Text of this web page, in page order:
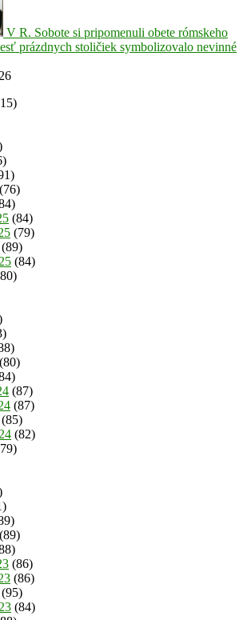
V R. Sobote si pripomenuli obete rómskeho
prázdnych stoličiek symbolizovalo nevinné
(76)
(84)
(79)
(89)
(84)
(80)
(87)
(87)
(85)
(82)
(89)
(86)
(86)
(95)
(84)